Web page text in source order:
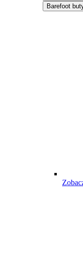
Barefoot